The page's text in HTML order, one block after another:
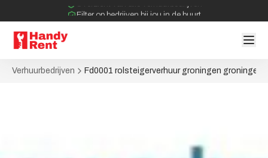
Filter op bedrijven bij jou in de buurt
Geen tussenpartijen bij verhuurovereenkomst
Verhuurbedrijven Fd0001 rolsteigerverhuur groningen groningen